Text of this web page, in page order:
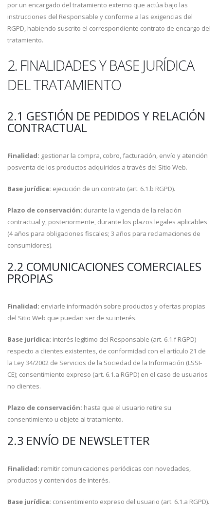
por un encargado del tratamiento externo que actúa bajo las
instrucciones del Responsable y conforme a las exigencias del
RGPD, habiendo suscrito el correspondiente contrato de encargo del
tratamiento.
2. FINALIDADES Y BASE JURÍDICA
DEL TRATAMIENTO
2.1 GESTIÓN DE PEDIDOS Y RELACIÓN
CONTRACTUAL
Finalidad: gestionar la compra, cobro, facturación, envío y atención
posventa de los productos adquiridos a través del Sitio Web.
Base jurídica: ejecución de un contrato (art. 6.1.b RGPD).
Plazo de conservación: durante la vigencia de la relación
contractual y, posteriormente, durante los plazos legales aplicables
(4 años para obligaciones fiscales; 3 años para reclamaciones de
consumidores).
2.2 COMUNICACIONES COMERCIALES
PROPIAS
Finalidad: enviarle información sobre productos y ofertas propias
del Sitio Web que puedan ser de su interés.
Base jurídica: interés legítimo del Responsable (art. 6.1.f RGPD)
respecto a clientes existentes, de conformidad con el artículo 21 de
la Ley 34/2002 de Servicios de la Sociedad de la Información (LSSI-
CE); consentimiento expreso (art. 6.1.a RGPD) en el caso de usuarios
no clientes.
Plazo de conservación: hasta que el usuario retire su
consentimiento u objete al tratamiento.
2.3 ENVÍO DE NEWSLETTER
Finalidad: remitir comunicaciones periódicas con novedades,
productos y contenidos de interés.
Base jurídica: consentimiento expreso del usuario (art. 6.1.a RGPD).